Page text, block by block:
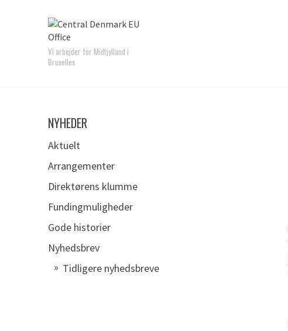
Vi arbejder for Midtjylland i
Bruxelles
NYHEDER
Aktuelt
Arrangementer
Direktørens klumme
Fundingmuligheder
Gode historier
Nyhedsbrev
Tidligere nyhedsbreve